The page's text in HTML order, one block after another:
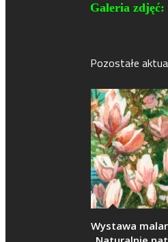
Galeria zdjęć:
Pozostałe
Wystawa